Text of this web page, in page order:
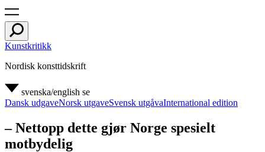
Kunstkritikk
Nordisk konsttidskrift
svenska/english se
Dansk udgaveNorsk utgaveSvensk utgåvaInternational edition
– Nettopp dette gjør Norge spesielt
motbydelig